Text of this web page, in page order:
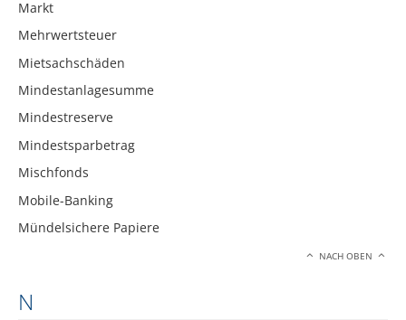
Markt
Mehrwertsteuer
Mietsachschäden
Mindestanlagesumme
Mindestreserve
Mindestsparbetrag
Mischfonds
Mobile-Banking
Mündelsichere Papiere
NACH OBEN
N